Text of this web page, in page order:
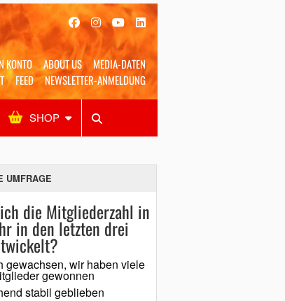
KONTO ABOUT US
MEDIA-DATEN
FEED NEWSLETTER-ANMELDUNG
SHOP
Shop SUCHEN
UMFRAGE
die Mitgliederzahl in
in den letzten drei
gewachsen, wir haben viele
gewonnen
stabil geblieben